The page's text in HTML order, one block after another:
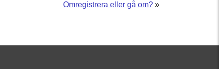
Omregistrera eller gå om?»